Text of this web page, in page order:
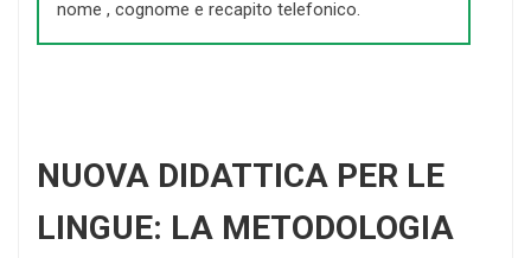
nome , cognome e recapito telefonico.
NUOVA DIDATTICA PER LE
LINGUE: LA METODOLOGIA